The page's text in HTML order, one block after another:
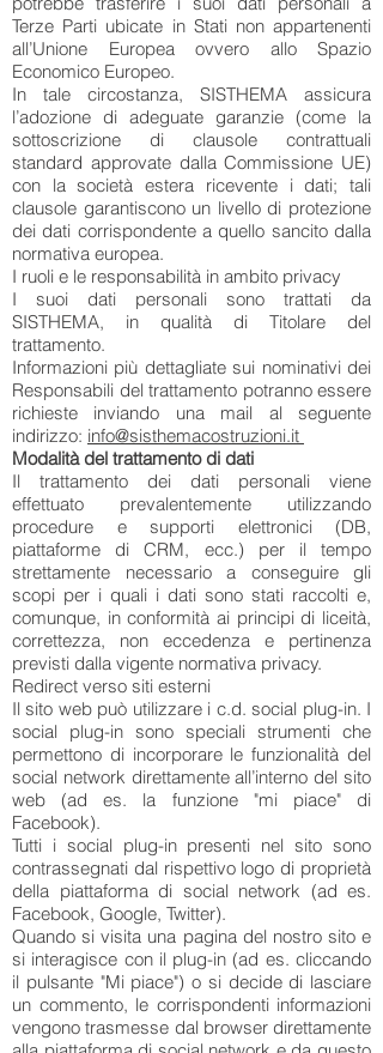
Terze Parti ubicate in Stati non appartenenti
all’Unione Europea ovvero allo Spazio
Economico Europeo.
In tale circostanza, SISTHEMA assicura
l’adozione di adeguate garanzie (come la
sottoscrizione di clausole contrattuali
standard approvate dalla Commissione UE)
con la società estera ricevente i dati; tali
clausole garantiscono un livello di protezione
dei dati corrispondente a quello sancito dalla
normativa europea.
I ruoli e le responsabilità in ambito privacy
I suoi dati personali sono trattati da
SISTHEMA, in qualità di Titolare del
trattamento.
Informazioni più dettagliate sui nominativi dei
Responsabili del trattamento potranno essere
richieste inviando una mail al seguente
indirizzo: info@sisthemacostruzioni.it
Modalità del trattamento di dati
Il trattamento dei dati personali viene
effettuato prevalentemente utilizzando
procedure e supporti elettronici (DB,
piattaforme di CRM, ecc.) per il tempo
strettamente necessario a conseguire gli
scopi per i quali i dati sono stati raccolti e,
comunque, in conformità ai principi di liceità,
correttezza, non eccedenza e pertinenza
previsti dalla vigente normativa privacy.
Redirect verso siti esterni
Il sito web può utilizzare i c.d. social plug-in. I
social plug-in sono speciali strumenti che
permettono di incorporare le funzionalità del
social network direttamente all’interno del sito
web (ad es. la funzione "mi piace" di
Facebook).
Tutti i social plug-in presenti nel sito sono
contrassegnati dal rispettivo logo di proprietà
della piattaforma di social network (ad es.
Facebook, Google, Twitter).
Quando si visita una pagina del nostro sito e
si interagisce con il plug-in (ad es. cliccando
il pulsante "Mi piace") o si decide di lasciare
un commento, le corrispondenti informazioni
vengono trasmesse dal browser direttamente